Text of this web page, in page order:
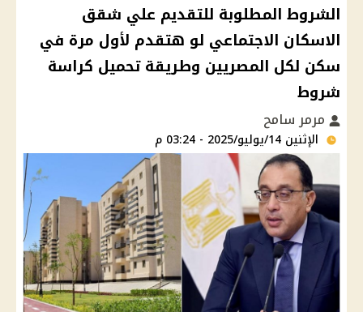
الشروط المطلوبة للتقديم علي شقق
الاسكان الاجتماعي لو هتقدم لأول مرة في
سكن لكل المصريين وطريقة تحميل كراسة
شروط
مرمر سامح
الإثنين 14/يوليو/2025 - 03:24 م